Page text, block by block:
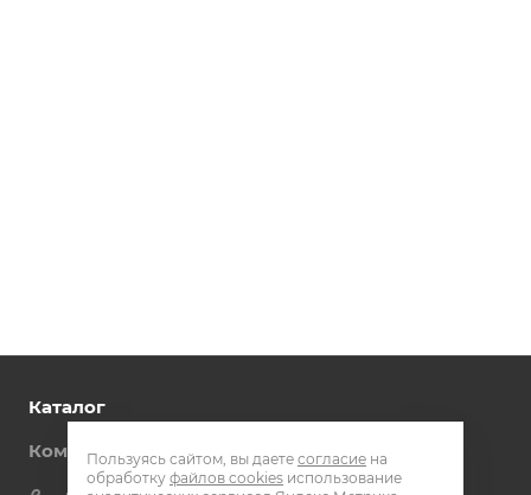
Каталог
КомпанияПользуясь сайтом, вы даете согласие на
обработку файлов cookies использование